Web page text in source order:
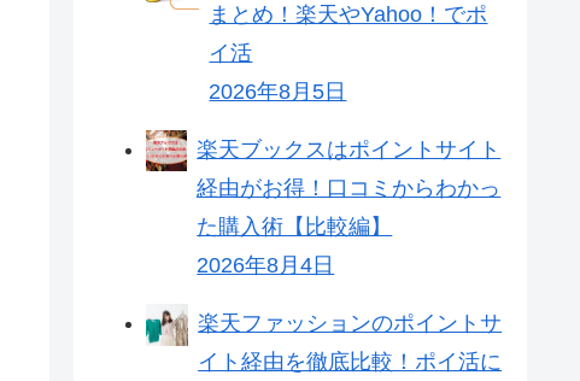
まとめ！楽天やYahoo！でポ
イ活
2026年8月5日
楽天ブックスはポイントサイト
経由がお得！口コミからわかっ
た購入術【比較編】
2026年8月4日
楽天ファッションのポイントサ
イト経由を徹底比較！ポイ活に